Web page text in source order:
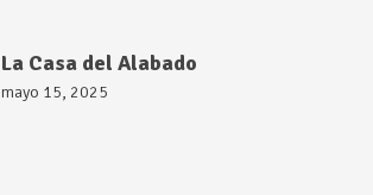
La Casa del Alabado
mayo 15, 2025